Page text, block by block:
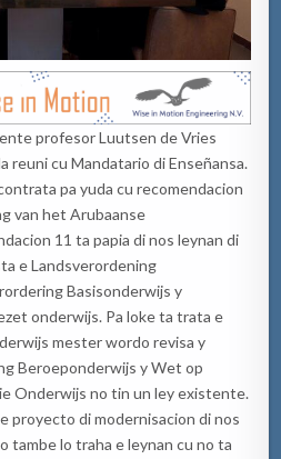
profesor Luutsen de Vries
reuni cu Mandatario di Enseñansa.
pa yuda cu recomendacion
van het Arubaanse
11 ta papiadi nos leynandi
eLandsverordening
Basisonderwijs y
onderwijs. Pa loke ta trata e
ijs mester wordo revisa y
Beroeponderwijs y Wet op
Onderwijs no tin un ley existente.
proyecto dimodernisacion di nos
tambe lo traha e leynan cu no ta